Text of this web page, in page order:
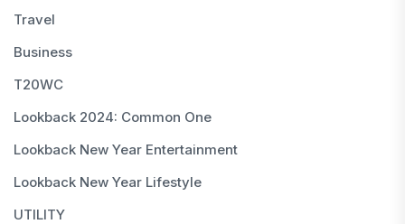
Travel
Business
T20WC
Lookback 2024: Common One
Lookback New Year Entertainment
Lookback New Year Lifestyle
UTILITY